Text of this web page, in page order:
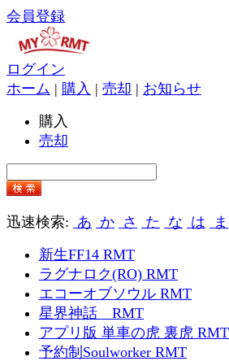
会員登録
ログイン
ホーム | 購入 | 売却 | お知らせ
購入
売却
迅速検索: あ か さ た な は ま
新生FF14 RMT
ラグナロク(RO) RMT
エコーオブソウル RMT
星界神話 RMT
アプリ版 単車の虎 裏虎 RMT
予約制Soulworker RMT